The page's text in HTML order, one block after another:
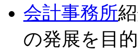
会計事務所
の発展を目